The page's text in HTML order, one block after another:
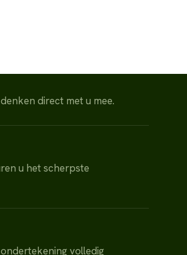
direct met u mee.
u het scherpste
volledig